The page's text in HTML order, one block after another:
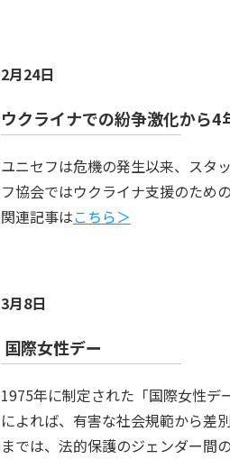
2月24日
ウクライナでの紛争激化から4
ユニセフは危機の発生以来、スタ
フ協会ではウクライナ支援のため
関連記事はこちら＞
3月8日
国際女性デー
1975年に制定された「国際女性
によれば、有害な社会規範から差
までは、法的保護のジェンダー間